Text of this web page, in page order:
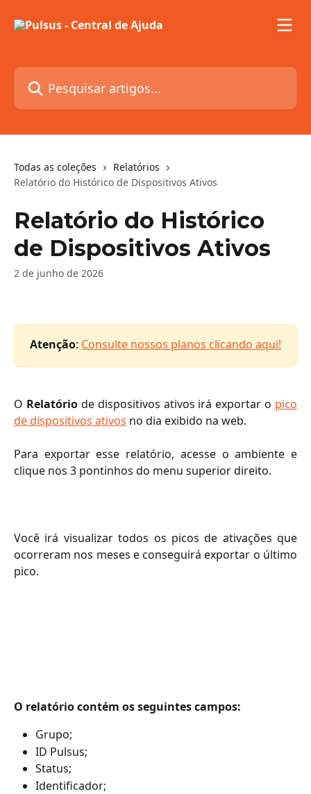
Pesquisar artigos...
Todas as coleções
Relatórios
Relatório do Histórico de Dispositivos Ativos
Relatório do Histórico
de Dispositivos Ativos
2 de junho de 2026
Atenção: ​ Consulte nossos planos clicando aqui!
O Relatório de dispositivos ativos irá exportar o pico
de dispositivos ativos no dia exibido na web.
Para exportar esse relatório, acesse o ambiente e
clique nos 3 pontinhos do menu superior direito.
Você irá visualizar todos os picos de ativações que
ocorreram nos meses e conseguirá exportar o último
pico.
O relatório contém os seguintes campos:
Grupo;
ID Pulsus;
Status;
Identificador;